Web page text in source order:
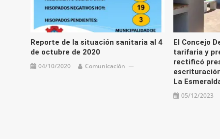
Reporte de la situación sanitaria al 4
de octubre de 2020
04/10/2020 Comunicación
El Concejo
tarifaria y
rectificó
La
05/12/2023